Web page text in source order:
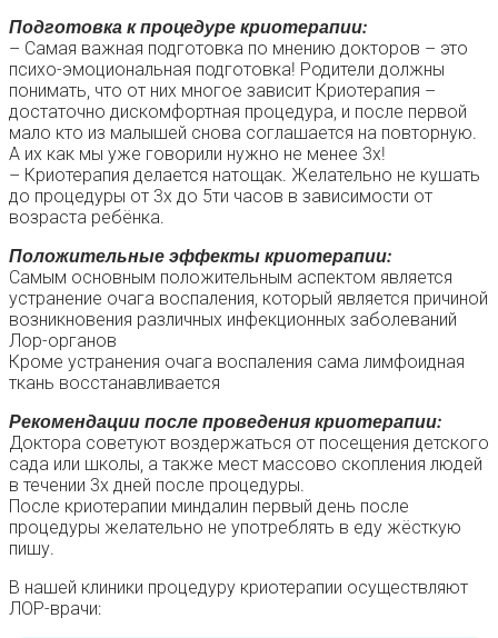
Подготовка к процедуре криотерапии:
– Самая важная подготовка по мнению докторов – это
психо-эмоциональная подготовка! Родители должны
понимать, что от них многое зависит Криотерапия –
достаточно дискомфортная процедура, и после первой
мало кто из малышей снова соглашается на повторную.
А их как мы уже говорили нужно не менее 3х!
– Криотерапия делается натощак. Желательно не кушать
до процедуры от 3х до 5ти часов в зависимости от
возраста ребёнка.
Положительные эффекты криотерапии:
Самым основным положительным аспектом является
устранение очага воспаления, который является причиной
возникновения различных инфекционных заболеваний
Лор-органов
Кроме устранения очага воспаления сама лимфоидная
ткань восстанавливается
Рекомендации после проведения криотерапии:
Доктора советуют воздержаться от посещения детского
сада или школы, а также мест массово скопления людей
в течении 3х дней после процедуры.
После криотерапии миндалин первый день после
процедуры желательно не употреблять в еду жёсткую
пишу.
В нашей клиники процедуру криотерапии осуществляют
ЛОР-врачи: